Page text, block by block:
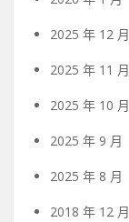
2025 年 12 月
2025 年 11 月
2025 年 10 月
2025 年 9 月
2025 年 8 月
2018 年 12 月